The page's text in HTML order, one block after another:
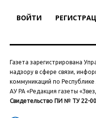
ВОЙТИ
Газета зарегистрирована
надзору в сфере связи,
коммуникаций по Республике
АУ РА «Редакция газеты
Свидетельство ПИ № ТУ 22-